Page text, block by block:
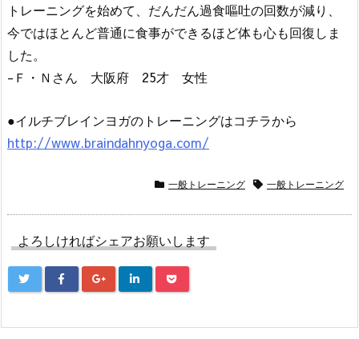
トレーニングを始めて、だんだん過食嘔吐の回数が減り、
今ではほとんど普通に食事ができるほど体も心も回復しま
した。
-Ｆ・Ｎさん 大阪府 25才 女性
●イルチブレインヨガのトレーニングはコチラから
http://www.braindahnyoga.com/
一般トレーニング 一般トレーニング
よろしければシェアお願いします